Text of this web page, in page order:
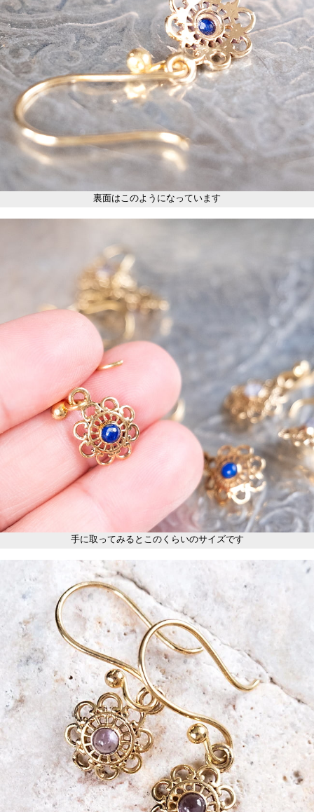
裏面はこのようになっています
手に取ってみるとこのくらいのサイズです